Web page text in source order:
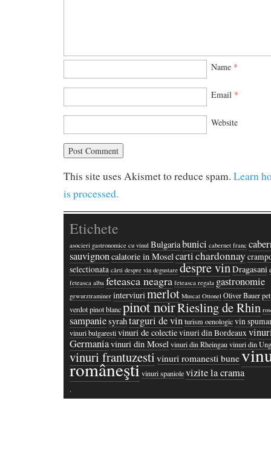
Name *
Email *
Website
This site uses Akismet to reduce spam. Learn
is processed.
Etichete
asocieri gastronomice cu vinul Bulgariabunici cabernet franc
sauvignoncalatorie in Moselcartichardonnay
selectionata cărti despre vin degustare despre vinDragasani
feteasca alba feteasca neagra feteasca regala gastronomie
gewurztraminer interviurimerlot Muscat Ottonel Oliver Bauer
verdotpinot blancpinot noirRiesling de Rhin
sampaniesyrahtarguri de vinturism oenologicvin
vinuri bulgarestivinuri de colectievinuri din Bordeaux
Germaniavinuri din Moselvinuri din Rheingauvinuri din
vinuri frantuzesti vinuri romanesti bune
româneştivinuri spaniolevizite la crama
·